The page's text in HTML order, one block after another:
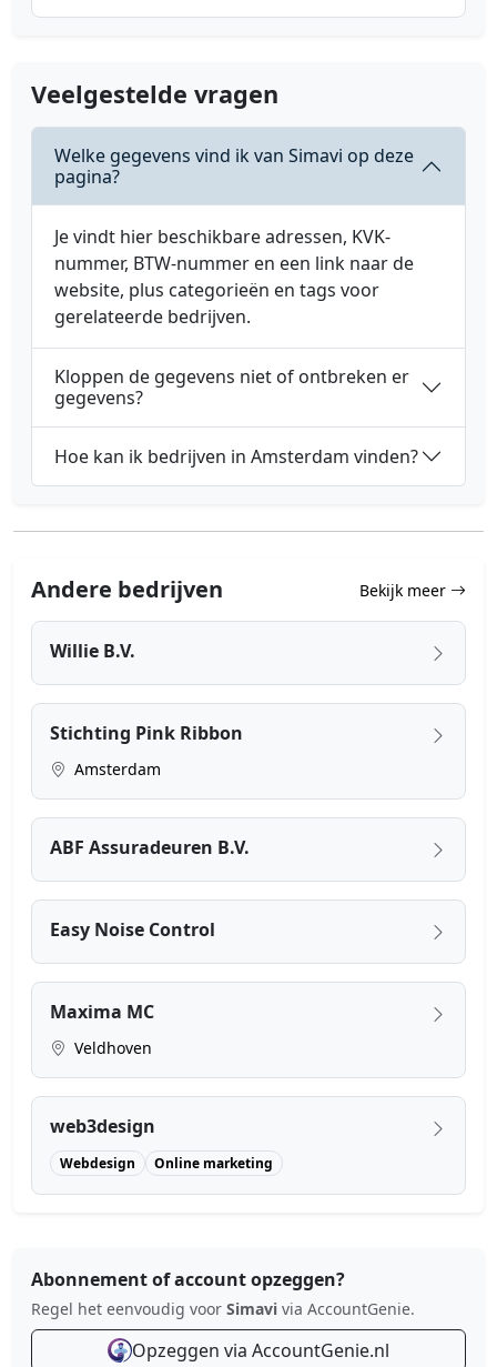
Veelgestelde vragen
Welke gegevens vind ik van Simavi op deze
pagina?
Je vindt hier beschikbare adressen, KVK-
nummer, BTW-nummer en een link naar de
website, plus categorieën en tags voor
gerelateerde bedrijven.
Kloppen de gegevens niet of ontbreken er
gegevens?
Hoe kan ik bedrijven in Amsterdam vinden?
Andere bedrijven Bekijk meer
Willie B.V.
Stichting Pink Ribbon
Amsterdam
ABF Assuradeuren B.V.
Easy Noise Control
Maxima MC
Veldhoven
web3design
Webdesign Online marketing
Abonnement of account opzeggen?
Regel het eenvoudig voor Simavi via AccountGenie.
Opzeggen via AccountGenie.nl